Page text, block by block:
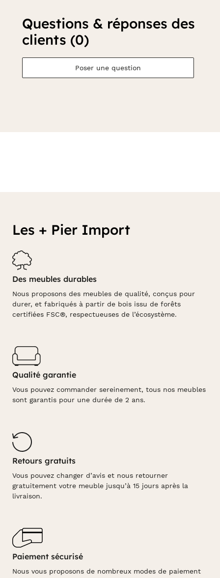
Questions & réponses des
clients (0)
Poser une question
Les + Pier Import
Des meubles durables
Nous proposons des meubles de qualité, conçus pour
durer, et fabriqués à partir de bois issu de forêts
certifiées FSC®, respectueuses de l’écosystème.
Qualité garantie
Vous pouvez commander sereinement, tous nos meubles
sont garantis pour une durée de 2 ans.
Retours gratuits
Vous pouvez changer d’avis et nous retourner
gratuitement votre meuble jusqu’à 15 jours après la
livraison.
Paiement sécurisé
Nous vous proposons de nombreux modes de paiement